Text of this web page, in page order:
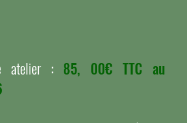
atelier : 85, 00€ TTC au